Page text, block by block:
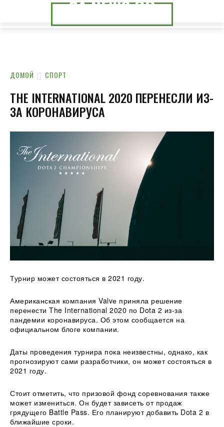
24.NEWS.CK
24.NEWS.DP
ДОМОЙ СПОРТ
THE INTERNATIONAL 2020 ПЕРЕНЕСЛИ ИЗ-
ЗА КОРОНАВИРУСА
Турнир может состояться в 2021 году.
Американская компания Valvе приняла решение
перенести The International 2020 по Dota 2 из-за
пандемии коронавируса. Об этом сообщается на
официальном блоге компании.
Даты проведения турнира пока неизвестны, однако, как
прогнозируют сами разработчики, он может состояться в
2021 году.
Стоит отметить, что призовой фонд соревнования также
может измениться. Он будет зависеть от продаж
грядущего Battle Pass. Его планируют добавить Dota 2 в
ближайшие сроки.